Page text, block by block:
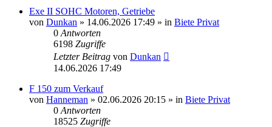
Exe II SOHC Motoren, Getriebe
von Dunkan » 14.06.2026 17:49 » in Biete Privat
0 Antworten
6198 Zugriffe
Letzter Beitrag von Dunkan
14.06.2026 17:49
F 150 zum Verkauf
von Hanneman » 02.06.2026 20:15 » in Biete Privat
0 Antworten
18525 Zugriffe